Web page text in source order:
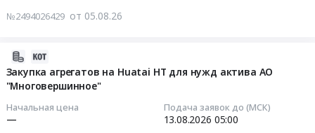
№2494026429 от 05.08.26
Закупка агрегатов на Huatai HT для нужд актива АО
"Многовершинное"
Начальная цена
—
Подача заявок до (МСК)
13.08.2026 05:00